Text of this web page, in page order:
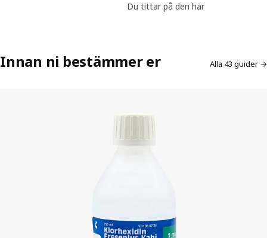
Du tittar på den här
Innan ni bestämmer er Alla 43 guider →